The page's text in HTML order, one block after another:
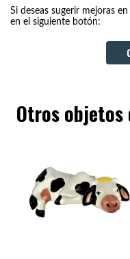
Si deseas sugerir mejoras
en el siguiente botón:
Otros objetos